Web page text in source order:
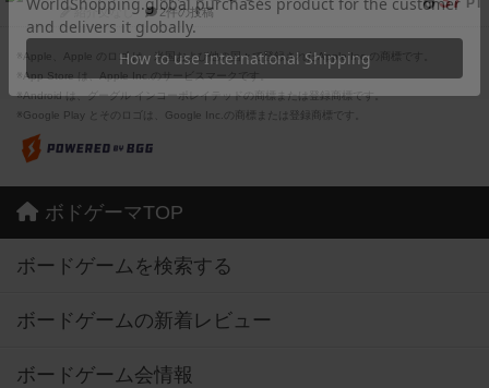
PT
紹介文なし 2件の投稿
※Apple、Apple のロゴ は、米国および他の国々で登録されたApple Inc.の商標です。
※App Store は、Apple Inc.のサービスマークです。
※Android は、グーグル インコーポレイテッドの商標または登録商標です。
※Google Play とそのロゴは、Google Inc.の商標または登録商標です。
ボドゲーマTOP
ボードゲームを検索する
ボードゲームの新着レビュー
ボードゲーム会情報